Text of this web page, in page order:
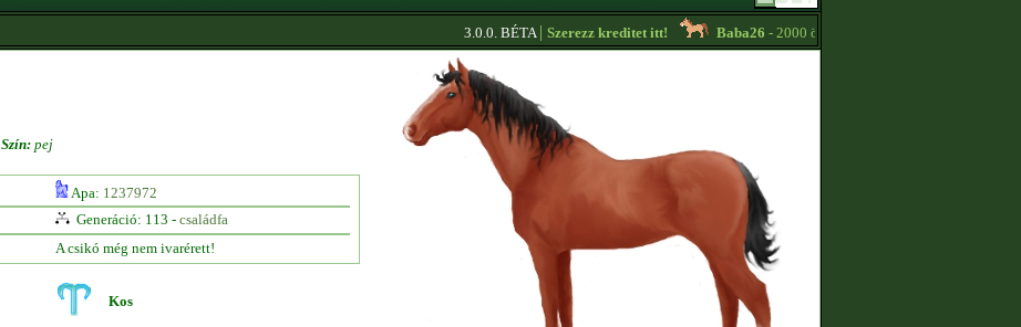
3.0.0. BÉTA|Szerezz kreditet itt! Baba26- 2000 összpont feletti Shire méncsikó
Szín: pej
Apa: 1237972
Generáció: 113 - családfa
A csikó még nem ivarérett!
Kos